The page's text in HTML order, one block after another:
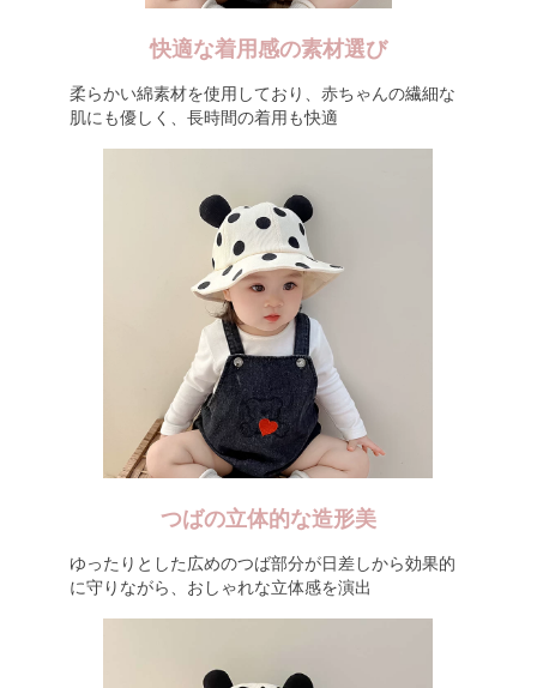
快適な着用感の素材選び
柔らかい綿素材を使用しており、赤ちゃんの繊細な
肌にも優しく、長時間の着用も快適
つばの立体的な造形美
ゆったりとした広めのつば部分が日差しから効果的
に守りながら、おしゃれな立体感を演出